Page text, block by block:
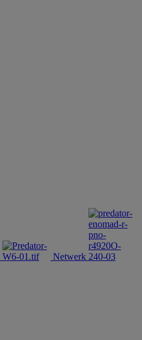
Netwerk